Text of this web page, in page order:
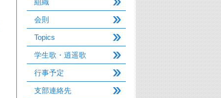
組織
会則
Topics
学生歌・逍遥歌
行事予定
支部連絡先